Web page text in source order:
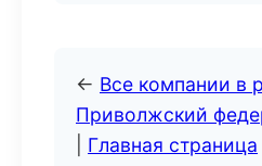
← Все компании в
Приволжский
Главная страница